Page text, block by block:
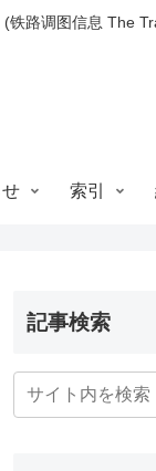
铁路调图信息 The
索引
記事検索